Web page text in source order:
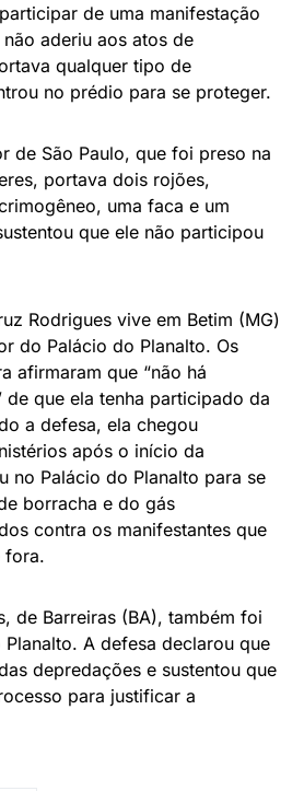
de uma manifestação
aderiu aos atos de
qualquer tipo de
no prédio para se proteger.
de São Paulo, que foi preso na
portava dois rojões,
uma faca e um
que ele não participou
Rodrigues vive em Betim (MG)
do Palácio do Planalto. Os
afirmaram que “não há
de que ela tenha participado da
a defesa, ela chegou
após o início da
no Palácio do Planalto para se
borracha e do gás
contra os manifestantes que
fora.
de Barreiras (BA), também foi
A defesa declarou que
depredações e sustentou que
para justificar a